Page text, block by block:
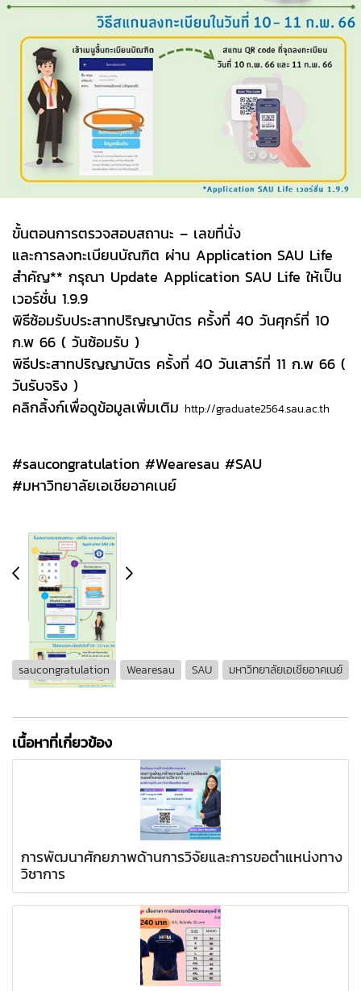
ขั้นตอนการตรวจสอบสถานะ – เลขที่นั่ง
และการลงทะเบียนบัณฑิต ผ่าน Application SAU Life
สำคัญ** กรุณา Update Application SAU Life ให้เป็น
เวอร์ชั่น 1.9.9
พิธีซ้อมรับประสาทปริญญาบัตร ครั้งที่ 40 วันศุกร์ที่ 10
ก.พ 66 ( วันซ้อมรับ )
พิธีประสาทปริญญาบัตร ครั้งที่ 40 วันเสาร์ที่ 11 ก.พ 66 (
วันรับจริง )
คลิกลิ้งก์เพื่อดูข้อมูลเพิ่มเติม http://graduate2564.sau.ac.th
#saucongratulation #Wearesau #SAU
#มหาวิทยาลัยเอเชียอาคเนย์
saucongratulation Wearesau SAU มหาวิทยาลัยเอเชียอาคเนย์
เนื้อหาที่เกี่ยวข้อง
การพัฒนาศักยภาพด้านการวิจัยและการขอตำแหน่งทาง
วิชาการ